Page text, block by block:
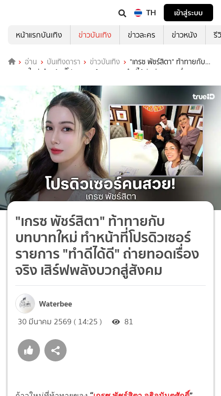
TH
เข้าสู่ระบบ
หน้าแรกบันเทิง
ข่าวบันเทิง ข่าวละคร ข่าวหนัง รี
อ่าน บันเทิงดารา ข่าวบันเทิง
"เกรซ พัชร์สิตา" ท้าทายกับ
บทบาทใหม่ ทำหน้าที่โปรดิวเซอร์รายการ "ทำดีได้ดี" ถ่ายทอดเรื่องจริง
"เกรซ พัชร์สิตา" ท้าทายกับ
บทบาทใหม่ ทำหน้าที่โปรดิวเซอร์
รายการ "ทำดีได้ดี" ถ่ายทอดเรื่อง
จริง เสิร์ฟพลังบวกสู่สังคม
Waterbee
30 มีนาคม 2569 ( 14:25 ) 81